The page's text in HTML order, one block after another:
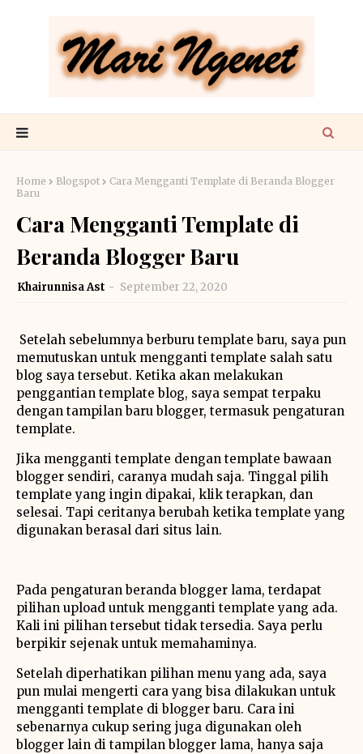
Home Blogspot
Cara Mengganti Template di Beranda Blogger
Baru
Cara Mengganti Template di
Beranda Blogger Baru
Khairunnisa Ast September 22, 2020
Setelah sebelumnya berburu template baru, saya pun
memutuskan untuk mengganti template salah satu
blog saya tersebut. Ketika akan melakukan
penggantian template blog, saya sempat terpaku
dengan tampilan baru blogger, termasuk pengaturan
template.
Jika mengganti template dengan template bawaan
blogger sendiri, caranya mudah saja. Tinggal pilih
template yang ingin dipakai, klik terapkan, dan
selesai. Tapi ceritanya berubah ketika template yang
digunakan berasal dari situs lain.
Pada pengaturan beranda blogger lama, terdapat
pilihan upload untuk mengganti template yang ada.
Kali ini pilihan tersebut tidak tersedia. Saya perlu
berpikir sejenak untuk memahaminya.
Setelah diperhatikan pilihan menu yang ada, saya
pun mulai mengerti cara yang bisa dilakukan untuk
mengganti template di blogger baru. Cara ini
sebenarnya cukup sering juga digunakan oleh
blogger lain di tampilan blogger lama, hanya saja